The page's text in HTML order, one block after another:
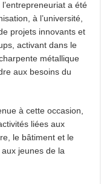
a été
à l’université,
projets innovants et
activant dans le
métallique
aux besoins du
à cette occasion,
liées aux
le bâtiment et le
jeunes de la